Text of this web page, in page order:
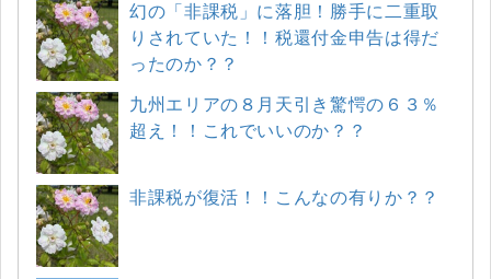
幻の「非課税」に落胆！勝手に二重取
りされていた！！税還付金申告は得だ
ったのか？？
九州エリアの８月天引き驚愕の６３％
超え！！これでいいのか？？
非課税が復活！！こんなの有りか？？